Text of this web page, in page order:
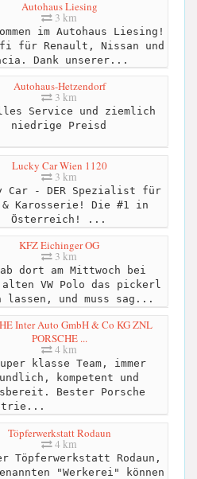
Autohaus Liesing
3 km
im Autohaus Liesing!
für Renault, Nissan und
Dank unserer...
Autohaus-Hetzendorf
3 km
Service und ziemlich
niedrige Preisd
Lucky Car Wien 1120
3 km
Car - DER Spezialist für
& Karosserie! Die #1 in
Österreich! ...
KFZ Eichinger OG
3 km
dort am Mittwoch bei
alten VW Polo das pickerl
lassen, und muss sag...
Inter Auto GmbH & Co KG ZNL
PORSCHE ...
4 km
klasse Team, immer
kompetent und
Bester Porsche
Töpferwerkstatt Rodaun
4 km
Töpferwerkstatt Rodaun,
"Werkerei" können